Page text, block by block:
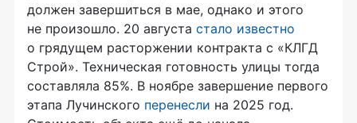
должен завершиться в мае, однако и этого
не произошло. 20 августа стало известно
о грядущем расторжении контракта с «КЛГД
Строй». Техническая готовность улицы тогда
составляла 85%. В ноябре завершение первого
этапа Лучинского перенесли на 2025 год.